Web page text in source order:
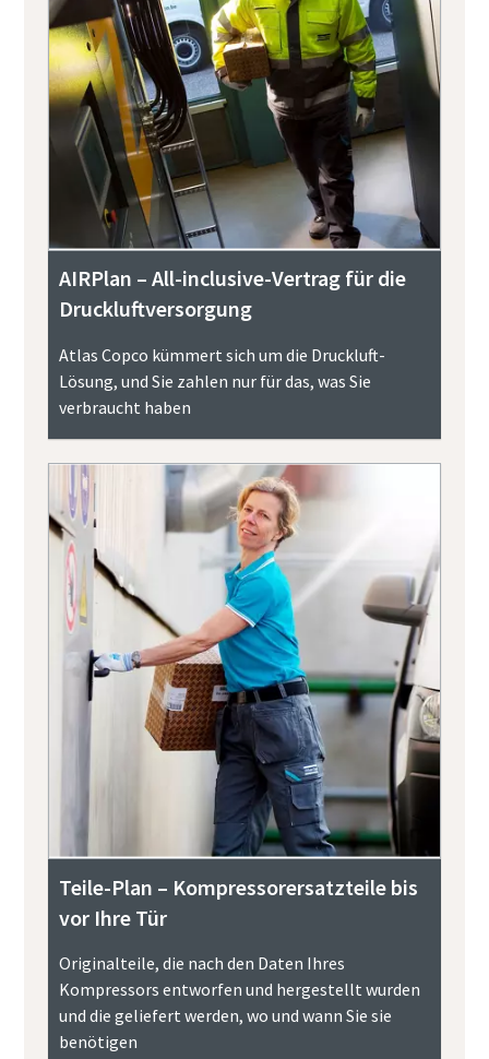
AIRPlan – All-inclusive-Vertrag für die
Druckluftversorgung
Atlas Copco kümmert sich um die Druckluft-
Lösung, und Sie zahlen nur für das, was Sie
verbraucht haben
Teile-Plan – Kompressorersatzteile bis
vor Ihre Tür
Originalteile, die nach den Daten Ihres
Kompressors entworfen und hergestellt wurden
und die geliefert werden, wo und wann Sie sie
benötigen